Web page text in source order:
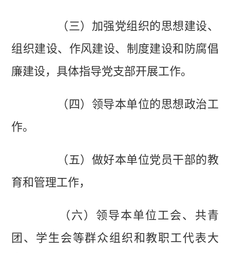
（三）加强党组织的思想建设、
组织建设、作风建设、制度建设和防腐倡
廉建设，具体指导党支部开展工作。
（四）领导本单位的思想政治工
作。
（五）做好本单位党员干部的教
育和管理工作，
（六）领导本单位工会、共青
团、学生会等群众组织和教职工代表大